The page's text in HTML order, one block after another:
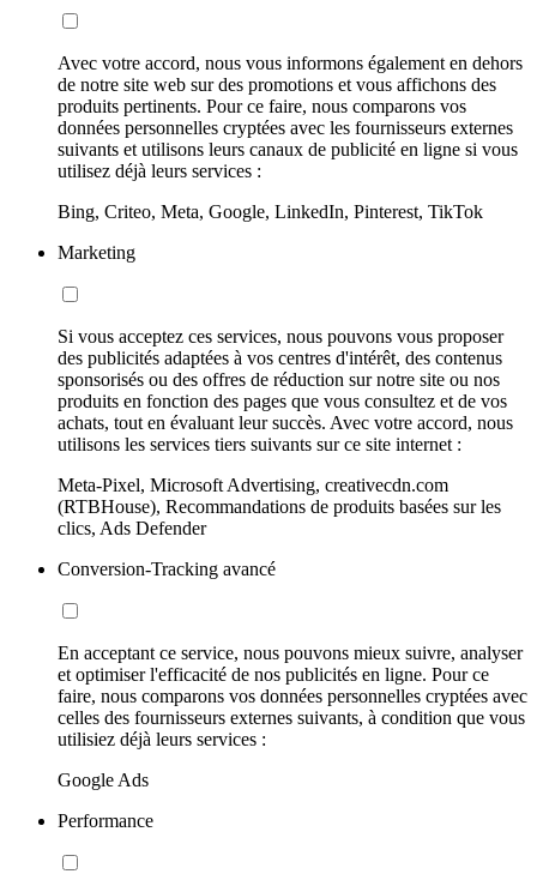
Avec votre accord, nous vous informons également en dehors
de notre site web sur des promotions et vous affichons des
produits pertinents. Pour ce faire, nous comparons vos
données personnelles cryptées avec les fournisseurs externes
suivants et utilisons leurs canaux de publicité en ligne si vous
utilisez déjà leurs services :
Bing, Criteo, Meta, Google, LinkedIn, Pinterest, TikTok
Marketing
Si vous acceptez ces services, nous pouvons vous proposer
des publicités adaptées à vos centres d'intérêt, des contenus
sponsorisés ou des offres de réduction sur notre site ou nos
produits en fonction des pages que vous consultez et de vos
achats, tout en évaluant leur succès. Avec votre accord, nous
utilisons les services tiers suivants sur ce site internet :
Meta-Pixel, Microsoft Advertising, creativecdn.com
(RTBHouse), Recommandations de produits basées sur les
clics, Ads Defender
Conversion-Tracking avancé
En acceptant ce service, nous pouvons mieux suivre, analyser
et optimiser l'efficacité de nos publicités en ligne. Pour ce
faire, nous comparons vos données personnelles cryptées avec
celles des fournisseurs externes suivants, à condition que vous
utilisiez déjà leurs services :
Google Ads
Performance